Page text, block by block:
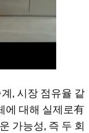
, 시장 점유율 같
에 대해 실제로有
가능성, 즉 두 회